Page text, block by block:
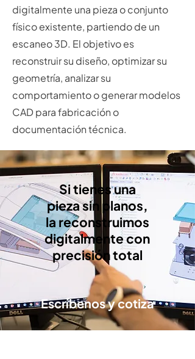
digitalmente una pieza o conjunto
físico existente, partiendo de un
escaneo 3D. El objetivo es
reconstruir su diseño, optimizar su
geometría, analizar su
comportamiento o generar modelos
CAD para fabricación o
documentación técnica.
Si tienes una
pieza sin planos,
la reconstruimos
digitalmente con
precisión total
Escríbenos y cotiza